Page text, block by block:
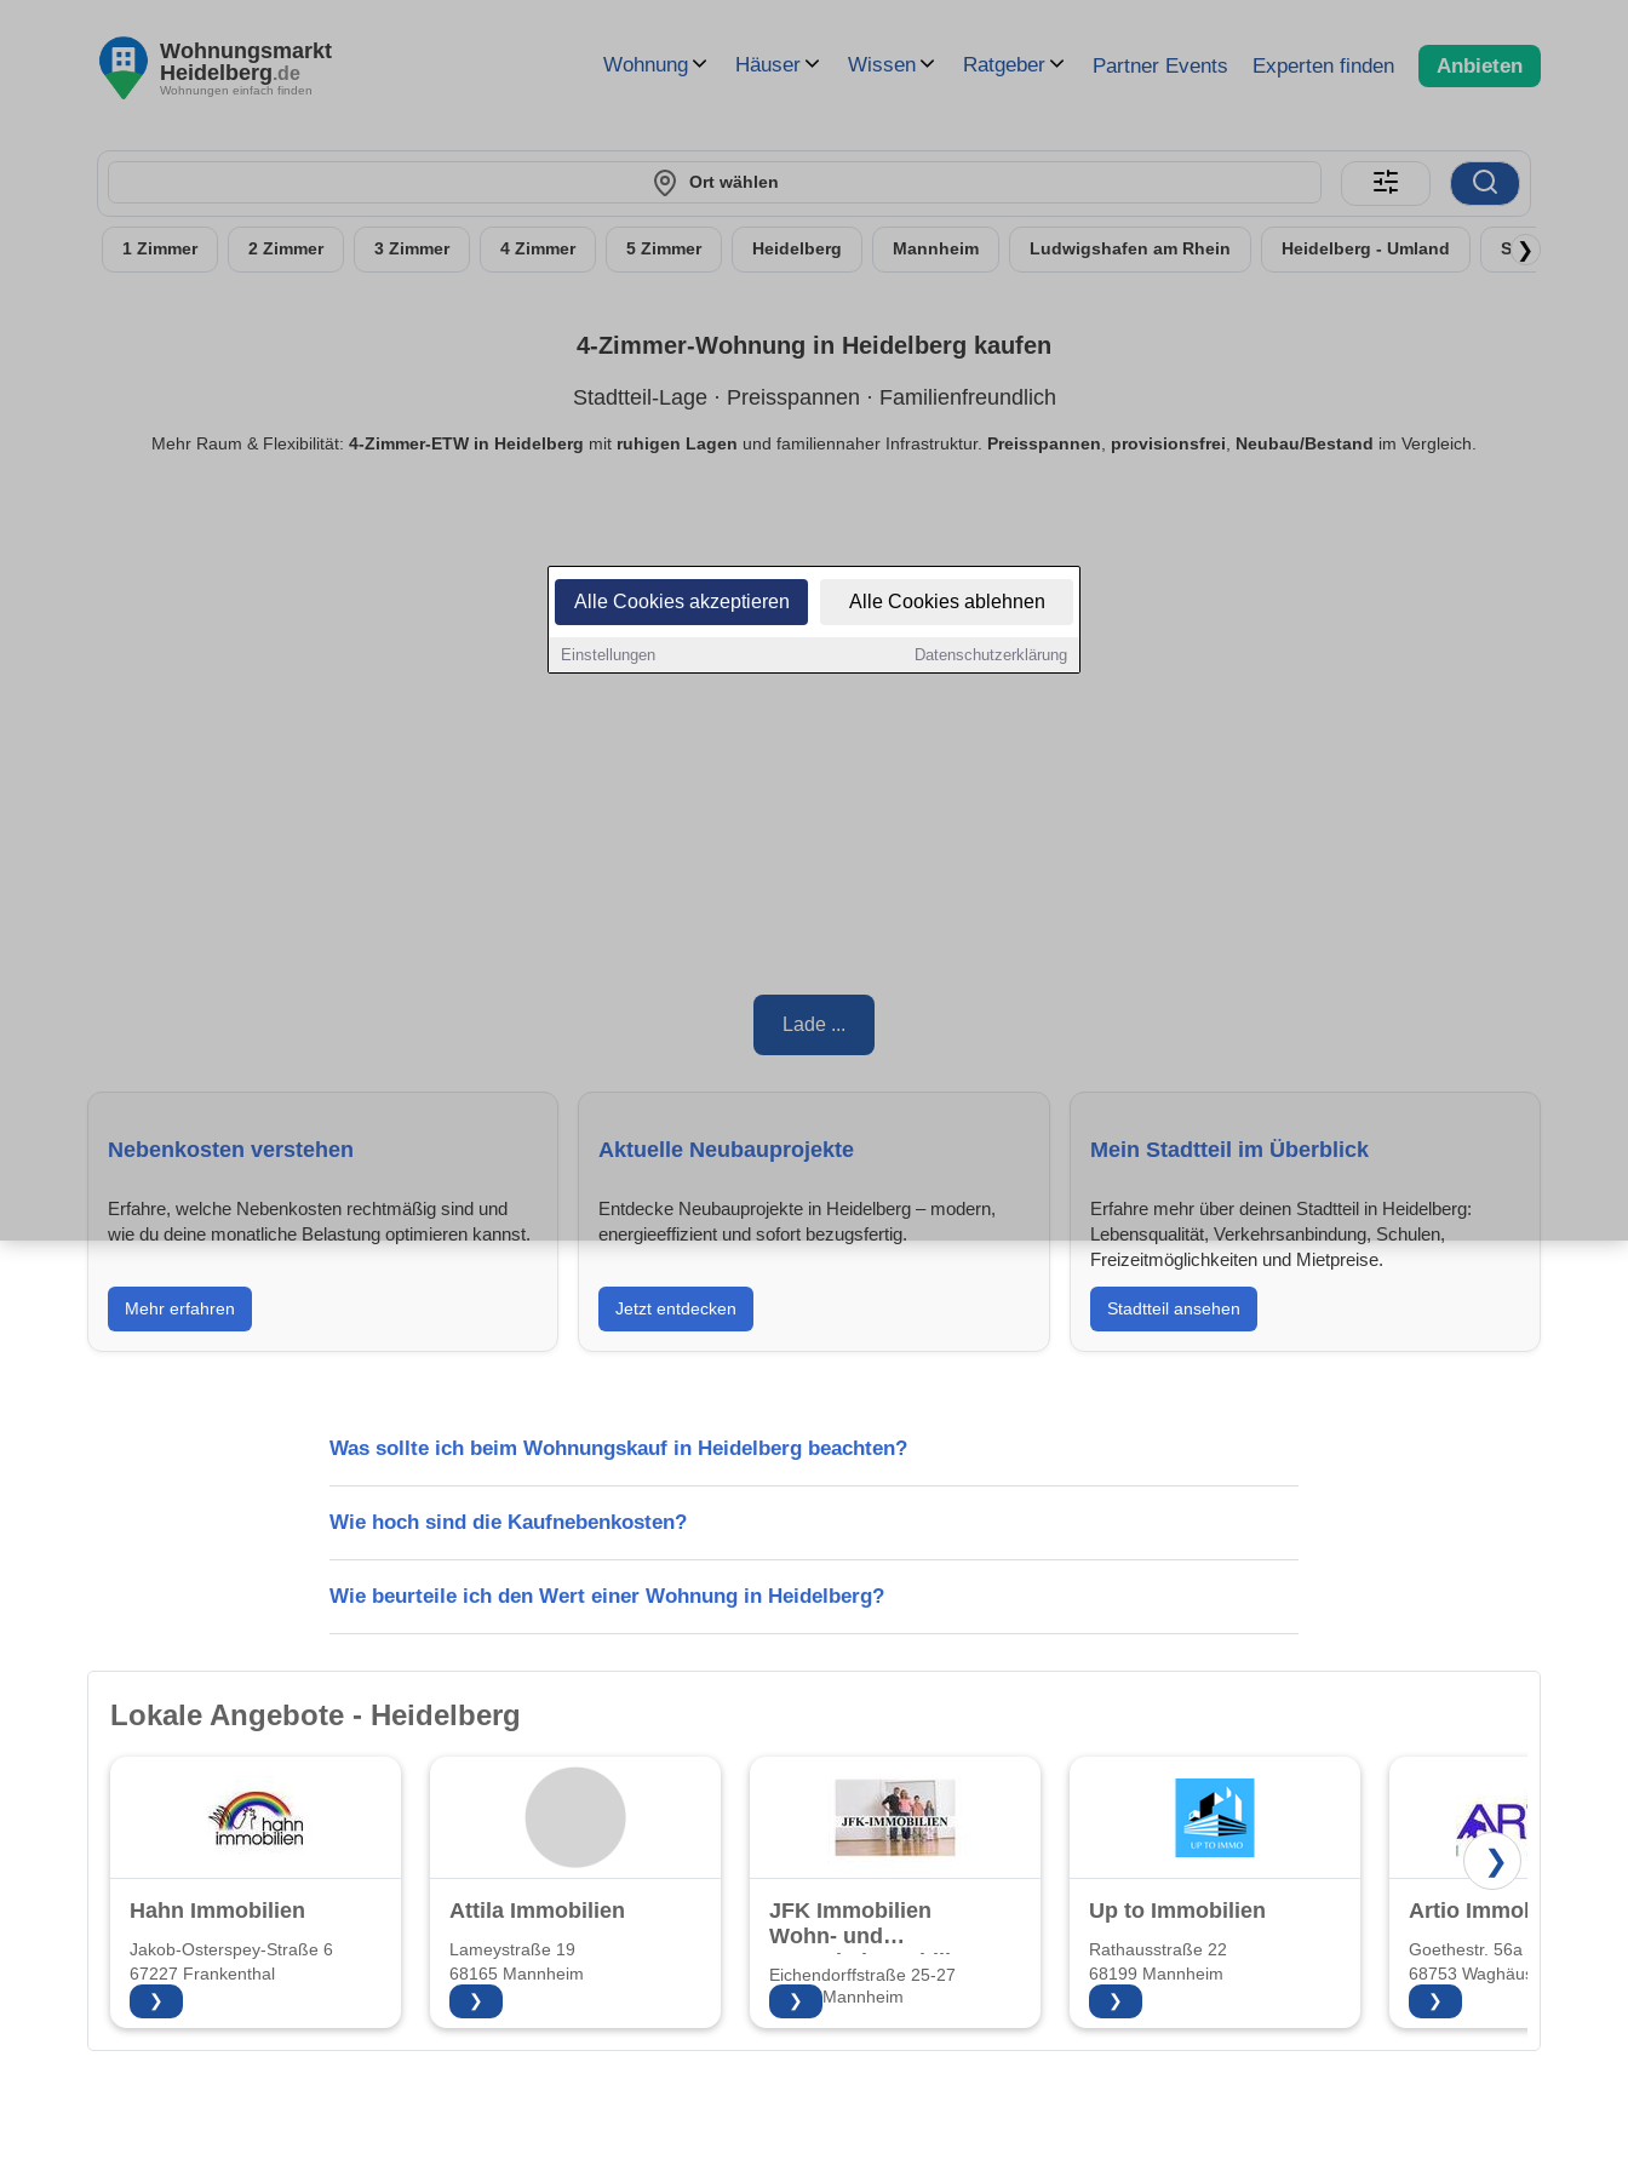
Alle Cookies akzeptieren Alle Cookies ablehnen
Einstellungen Datenschutzerklärung
Wohnungsmarkt
Heidelberg.de
Wohnungen einfach finden
Wohnung Häuser Wissen Ratgeber Partner Events Experten finden Anbieten
Ort wählen
1 Zimmer 2 Zimmer 3 Zimmer 4 Zimmer 5 Zimmer Heidelberg Mannheim Ludwigshafen am Rhein Heidelberg - Umland Speyer
❯
4-Zimmer-Wohnung in Heidelberg kaufen
Stadtteil-Lage · Preisspannen · Familienfreundlich
Mehr Raum & Flexibilität: 4-Zimmer-ETW in Heidelberg mit ruhigen Lagen und familiennaher Infrastruktur. Preisspannen, provisionsfrei, Neubau/Bestand im Vergleich.
Lade ...
Nebenkosten verstehen
Erfahre, welche Nebenkosten rechtmäßig sind und
wie du deine monatliche Belastung optimieren kannst.
Mehr erfahren
Aktuelle Neubauprojekte
Entdecke Neubauprojekte in Heidelberg – modern,
energieeffizient und sofort bezugsfertig.
Jetzt entdecken
Mein Stadtteil im Überblick
Erfahre mehr über deinen Stadtteil in Heidelberg:
Lebensqualität, Verkehrsanbindung, Schulen,
Freizeitmöglichkeiten und Mietpreise.
Stadtteil ansehen
Was sollte ich beim Wohnungskauf in Heidelberg beachten?
Wie hoch sind die Kaufnebenkosten?
Wie beurteile ich den Wert einer Wohnung in Heidelberg?
Lokale Angebote - Heidelberg
Hahn Immobilien
Jakob-Osterspey-Straße 6
67227 Frankenthal
❯
Attila Immobilien
Lameystraße 19
68165 Mannheim
❯
JFK Immobilien
Wohn- und
Gewerbeimmobilien
und
Hausverwaltung
Eichendorffstraße 25-27
68167 Mannheim
❯
Up to Immobilien
Rathausstraße 22
68199 Mannheim
❯
Artio Immobilien
Goethestr. 56a
68753 Waghäusel
❯
❯